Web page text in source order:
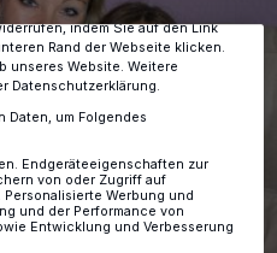
um Ihre Einstellungen zu
indem Sie auf den Link
Rand der Webseite klicken.
unseres Website. Weitere
Datenschutzerklärung.
Daten, um Folgendes
Endgeräteeigenschaften zur
von oder Zugriff auf
Personalisierte Werbung und
und der Performance von
Entwicklung und Verbesserung